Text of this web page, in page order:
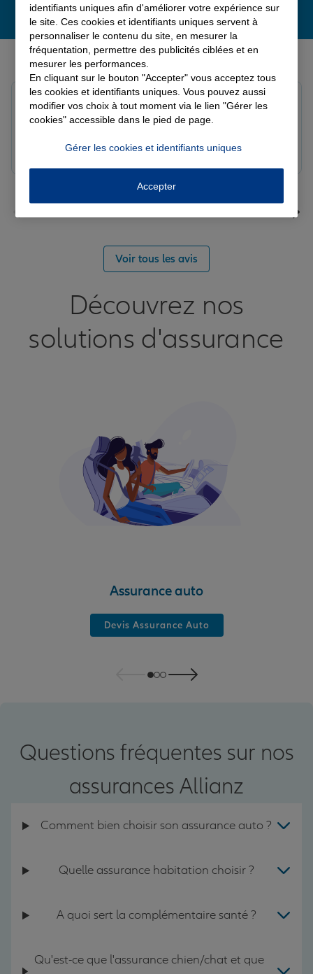
Derniers avis de nos agences Allianz
Note de 5 sur 5
Le 06/08/2026 - Agence SOURDEVAL
louna p.
Voir tous les avis
Découvrez nos
solutions d'assurance
Assurance auto
Devis Assurance Auto
Questions fréquentes sur nos
assurances Allianz
Comment bien choisir son assurance auto ?
Quelle assurance habitation choisir ?
A quoi sert la complémentaire santé ?
Qu'est-ce que l'assurance chien/chat et que
identifiants uniques afin d'améliorer votre expérience sur
le site. Ces cookies et identifiants uniques servent à
personnaliser le contenu du site, en mesurer la
fréquentation, permettre des publicités ciblées et en
mesurer les performances.
En cliquant sur le bouton "Accepter" vous acceptez tous
les cookies et identifiants uniques. Vous pouvez aussi
modifier vos choix à tout moment via le lien "Gérer les
cookies" accessible dans le pied de page.
Gérer les cookies et identifiants uniques
Accepter